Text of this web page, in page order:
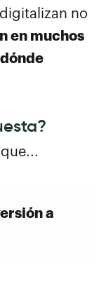
no
en muchos
a